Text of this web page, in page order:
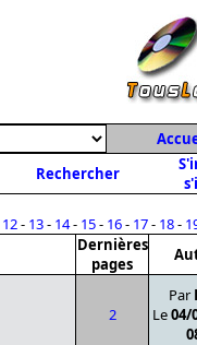
Rechercher
12- 13- 14- 15- 16- 17- 18-
Dernières
pages
2
Par
Le04/